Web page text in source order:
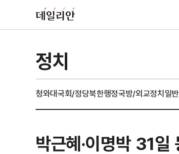
정치
청와대국회/정당북한행정국방/외교정치일반
박근혜·이명박 31